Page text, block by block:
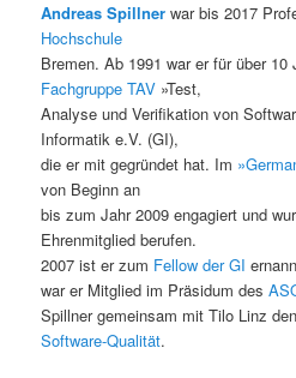
Andreas Spillner war bis 2017
Hochschule
Bremen. Ab 1991 war er für über 10
Fachgruppe TAV »Test,
Analyse und Verifikation von
Informatik e.V. (GI),
die er mit gegründet hat. Im
von Beginn an
bis zum Jahr 2009 engagiert und
Ehrenmitglied berufen.
2007 ist er zum Fellow der GI
war er Mitglied im Präsidum des
Spillner gemeinsam mit Tilo Linz den
Software-Qualität.